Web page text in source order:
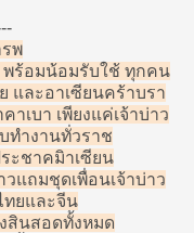
พ
พร้อมน้อมรับใช้ ทุกคน
และอาเซียนคร้าบรา
าเบา เพียงแค่เจ้าบ่าว
ทำงานทั่วราช
ะชาคมิาเซียน
วแถมชุดเพื่อนเจ้าบ่าว
ทยและจีน
สินสอดทั้งหมด